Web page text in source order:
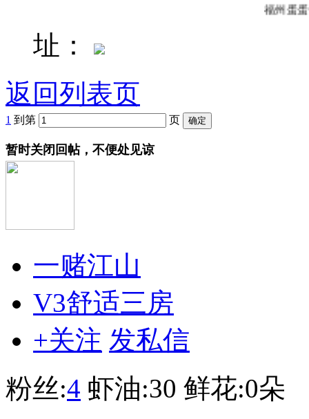
福州
址：
返回列表页
1 到第 页
暂时关闭回帖，不便处见谅
一赌江山
V3舒适三房
+关注 发私信
粉丝:4 虾油:30 鲜花:0朵